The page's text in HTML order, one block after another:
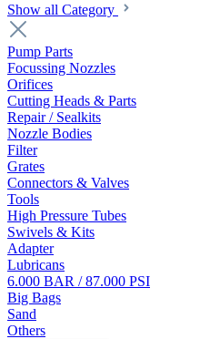
Show all Category
Pump Parts
Focussing Nozzles
Orifices
Cutting Heads & Parts
Repair / Sealkits
Nozzle Bodies
Filter
Grates
Connectors & Valves
Tools
High Pressure Tubes
Swivels & Kits
Adapter
Lubricans
6.000 BAR / 87.000 PSI
Big Bags
Sand
Others